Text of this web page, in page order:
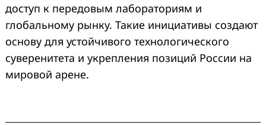
доступ к передовым лабораториям и
глобальному рынку. Такие инициативы создают
основу для устойчивого технологического
суверенитета и укрепления позиций России на
мировой арене.